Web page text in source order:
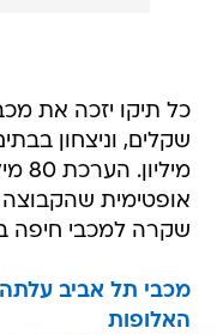
אופטימית
שקרה למכבי חיפה ב-2009/
מכבי תל אביב
האלופות